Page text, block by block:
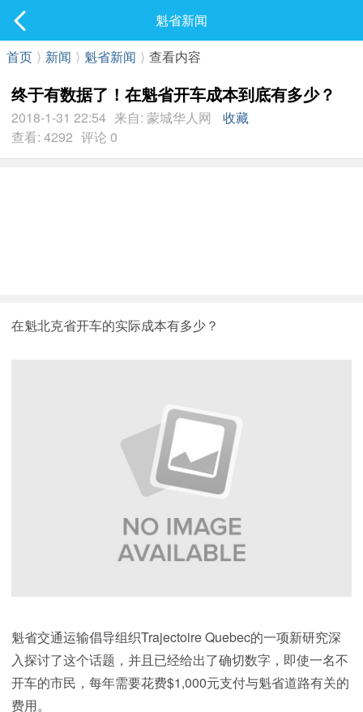
最新发表
魁省新闻
首页 ⟩ 新闻 ⟩ 魁省新闻 ⟩ 查看内容
终于有数据了！在魁省开车成本到底有多少？
2018-1-31 22:54 来自: 蒙城华人网
收藏
查看: 4292 评论 0
在魁北克省开车的实际成本有多少？
魁省交通运输倡导组织Trajectoire Quebec的一项新研究深
入探讨了这个话题，并且已经给出了确切数字，即使一名不
开车的市民，每年需要花费$1,000元支付与魁省道路有关的
费用。